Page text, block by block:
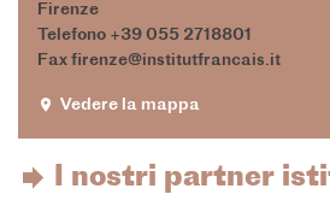
Offerta EsaBac
Les Classes
Les Matinées
Ma classe au cinéma
Pcto
Firenze
Telefono +39 055 2718801
Fax firenze@institutfrancais.it
Vedere la mappa
I nostri partner